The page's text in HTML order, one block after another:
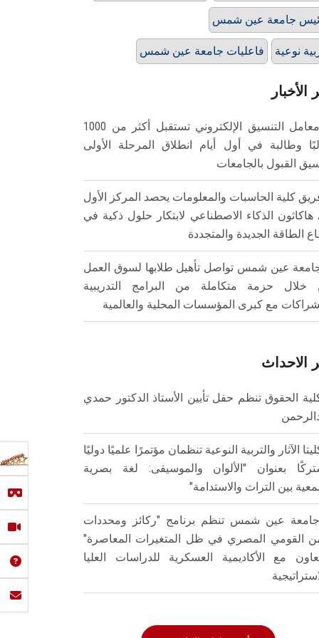
جامعة عين شمس
فاعليات جامعة عين شمس نوعية
الأخبار
معامل التنسيق الإلكتروني تستقبل أكثر من 1000
وطالبة في أول أيام انطلاق المرحلة الأولى
القبول بالجامعات
كلية الحاسبات والمعلومات يحصد المركز الأول
الذكاء الاصطناعي لابتكار حلول ذكية في
الطاقة الجديدة والمتجددة
عين شمس تواصل تأهيل طلابها لسوق العمل
خلال حزمة متكاملة من البرامج التدريبية
مع كبرى المؤسسات المحلية والعالمية
الاحداث
الحقوق تنظم حفل تأبين الأستاذ الدكتور حمدي
الآثار والتربية النوعية تنظمان مؤتمرًا علميًا دوليًا
بعنوان "الألوان والموسيقى: لغة بصرية
بين التراث والاستدامة"
جامعة عين شمس تنظم برنامج "ركائز ومحددات
القومي المصري في ظل المتغيرات المعاصرة"
مع الأكاديمية العسكرية للدراسات العليا